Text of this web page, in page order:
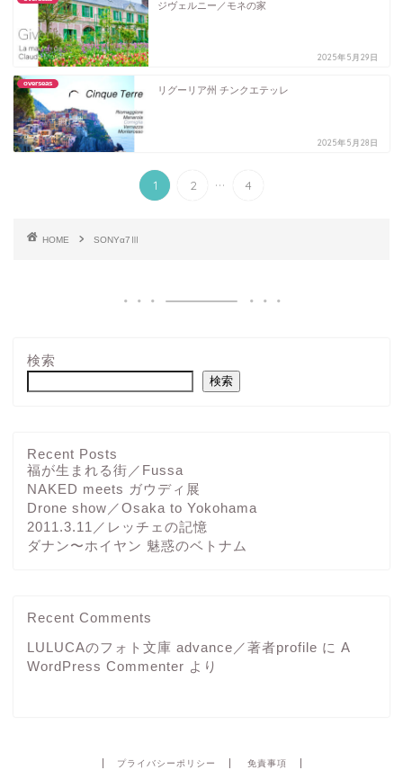
ジヴェルニー／モネの家
2025年5月29日
overseas
リグーリア州 チンクエテッレ
2025年5月28日
1 2 ... 4
HOME SONYα7Ⅲ
検索
検索
Recent Posts
福が生まれる街／Fussa
NAKED meets ガウディ展
Drone show／Osaka to Yokohama
2011.3.11／レッチェの記憶
ダナン〜ホイヤン 魅惑のベトナム
Recent Comments
LULUCAのフォト文庫 advance／著者profile に A
WordPress Commenter より
プライバシーポリシー 免責事項